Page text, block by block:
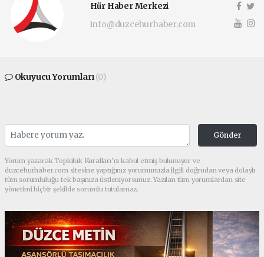
Hür Haber Merkezi
info@duzcehurhaber.com
Okuyucu Yorumları(0)
Gönder
Yorum yazarak Topluluk Kuralları’nı kabul etmiş bulunuyor ve
duzcehurhaber.com sitesine yaptığınız yorumunuzla ilgili doğrudan veya dolaylı
tüm sorumluluğu tek başınıza üstleniyorsunuz. Yazılan tüm yorumlardan site
yönetimi hiçbir şekilde sorumlu tutulamaz.